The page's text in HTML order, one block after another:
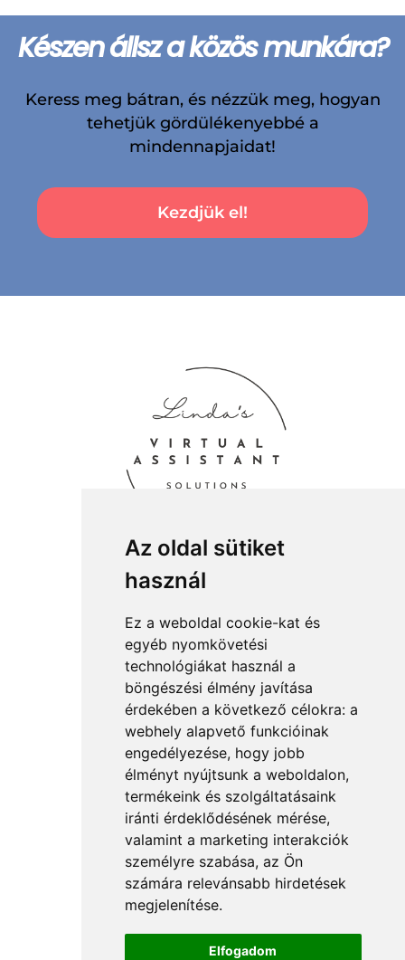
Az oldal sütiket
használ
Ez a weboldal cookie-kat és
egyéb nyomkövetési
technológiákat használ a
böngészési élmény javítása
érdekében a következő célokra: a
webhely alapvető funkcióinak
engedélyezése, hogy jobb
élményt nyújtsunk a weboldalon,
termékeink és szolgáltatásaink
iránti érdeklődésének mérése,
valamint a marketing interakciók
személyre szabása, az Ön
számára relevánsabb hirdetések
megjelenítése.
Elfogadom
Készen állsz a közös munkára?
Keress meg bátran, és nézzük meg, hogyan
tehetjük gördülékenyebbé a
mindennapjaidat!
Kezdjük el!
Linkek
Főoldal
Szolgáltatások
Ismerj meg!
Kapcsolat
+36 20 382 6838
hello@vasolutions.hu